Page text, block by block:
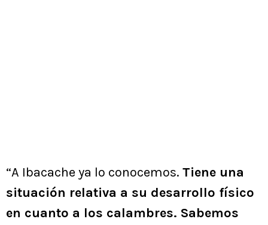
“A Ibacache ya lo conocemos. Tiene una
situación relativa a su desarrollo físico
en cuanto a los calambres. Sabemos